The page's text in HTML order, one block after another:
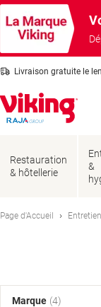
Livraison gratuite le
Restauration
& hôtellerie
&
Page d'Accueil
Marque (4)